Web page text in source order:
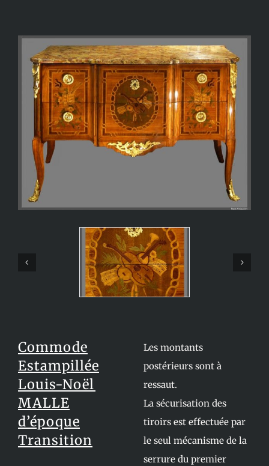
Commode
Estampillée
Louis-Noël
MALLE
d’époque
Transition
Les montants
postérieurs sont à
ressaut.
La sécurisation des
tiroirs est effectuée par
le seul mécanisme de la
serrure du premier